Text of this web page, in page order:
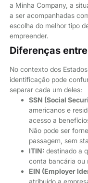
a Minha Company, a
a ser acompanhadas
escolha do melhor tipo
empreender.
Diferenças entre
No contexto dos
identificação pode
separar cada um deles:
SSN (Social
americanos e
acesso a
Não pode ser
passagem, sem
ITIN: destinado a
conta bancária ou
EIN (Employer
atribuído a